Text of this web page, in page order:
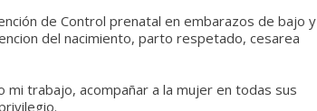
de Control prenatal en embarazos de bajo y
del nacimiento, parto respetado, cesarea
mi trabajo, acompañar a la mujer en todas sus